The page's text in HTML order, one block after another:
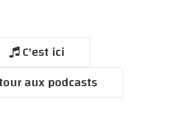
C'est ici
aux podcasts